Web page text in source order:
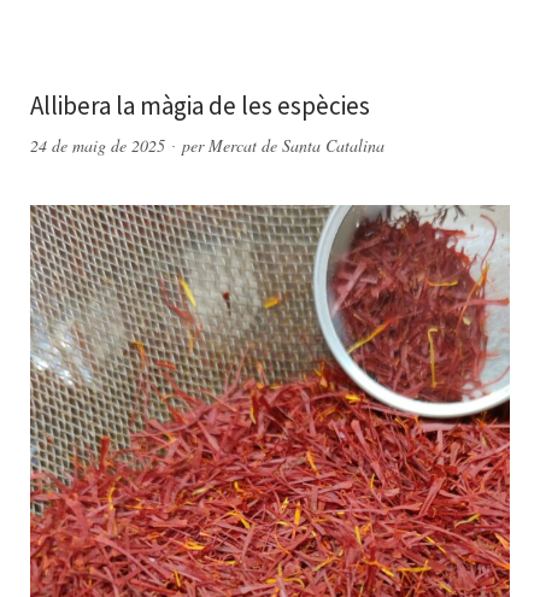
Allibera la màgia de les espècies
24 de maig de 2025 perMercat de Santa Catalina